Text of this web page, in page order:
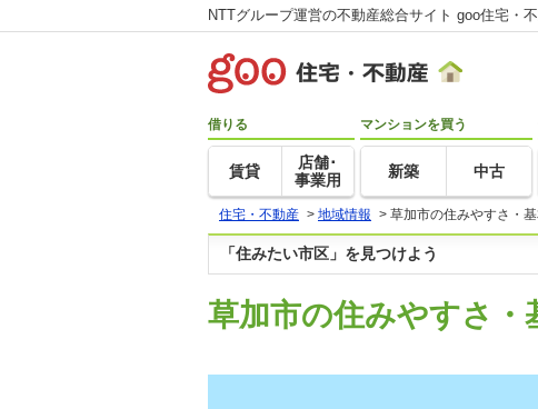
NTTグループ運営の不動産総合サイト goo住宅・
借りる
賃貸
店舗･
事業用
マンションを買う
新築 中古
住宅・不動産 > 地域情報 > 草加市の住みやすさ・
「住みたい市区」を見つけよう
草加市の住みやすさ・